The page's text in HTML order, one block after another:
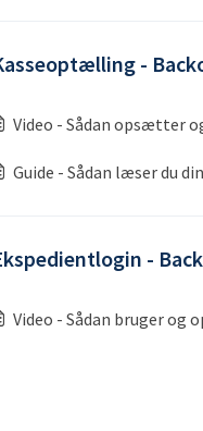
-
Video - Sådan opsætter
Guide - Sådan læser du
-
Video - Sådan bruger og